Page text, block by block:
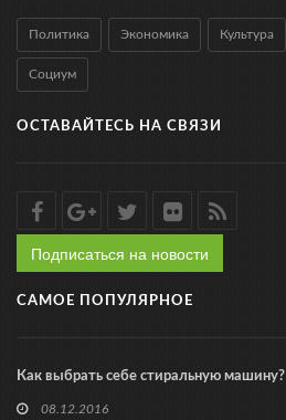
Политика Экономика Культура
Социум
ОСТАВАЙТЕСЬ НА СВЯЗИ
Подписаться на новости
САМОЕ ПОПУЛЯРНОЕ
Как выбрать себе стиральную машину?
08.12.2016